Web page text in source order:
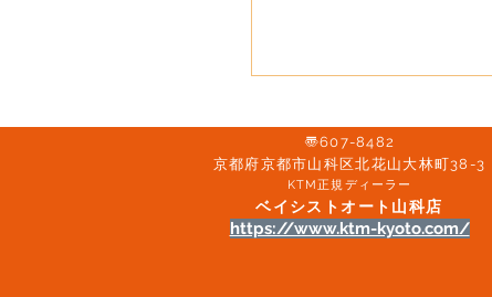
〠607-8482
京都府京都市山科区北花山大林町38-3​
KTM正規ディーラー
ベイシストオート山科店
https://www.ktm-kyoto.com/